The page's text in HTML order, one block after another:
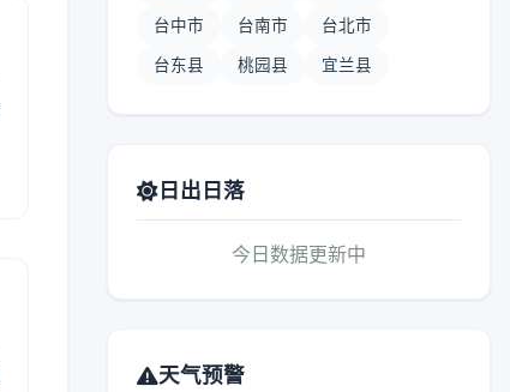
台中市 台南市 台北市
台东县 桃园县 宜兰县
日出日落
今日数据更新中
天气预警